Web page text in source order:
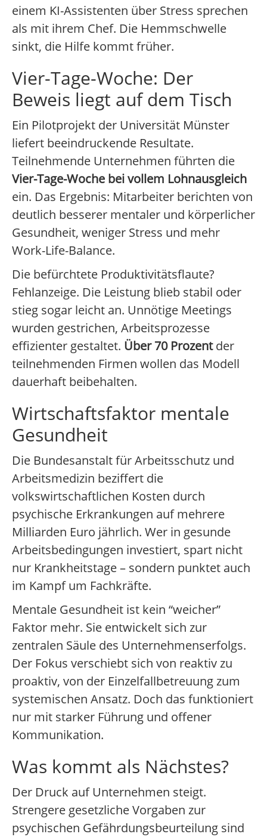
einem KI-Assistenten über Stress sprechen
als mit ihrem Chef. Die Hemmschwelle
sinkt, die Hilfe kommt früher.
Vier-Tage-Woche: Der
Beweis liegt auf dem Tisch
Ein Pilotprojekt der Universität Münster
liefert beeindruckende Resultate.
Teilnehmende Unternehmen führten die
Vier-Tage-Woche bei vollem Lohnausgleich
ein. Das Ergebnis: Mitarbeiter berichten von
deutlich besserer mentaler und körperlicher
Gesundheit, weniger Stress und mehr
Work-Life-Balance.
Die befürchtete Produktivitätsflaute?
Fehlanzeige. Die Leistung blieb stabil oder
stieg sogar leicht an. Unnötige Meetings
wurden gestrichen, Arbeitsprozesse
effizienter gestaltet. Über 70 Prozentder
teilnehmenden Firmen wollen das Modell
dauerhaft beibehalten.
Wirtschaftsfaktor mentale
Gesundheit
Die Bundesanstalt für Arbeitsschutz und
Arbeitsmedizin beziffert die
volkswirtschaftlichen Kosten durch
psychische Erkrankungen auf mehrere
Milliarden Euro jährlich. Wer in gesunde
Arbeitsbedingungen investiert, spart nicht
nur Krankheitstage – sondern punktet auch
im Kampf um Fachkräfte.
Mentale Gesundheit ist kein “weicher”
Faktor mehr. Sie entwickelt sich zur
zentralen Säule des Unternehmenserfolgs.
Der Fokus verschiebt sich von reaktiv zu
proaktiv, von der Einzelfallbetreuung zum
systemischen Ansatz. Doch das funktioniert
nur mit starker Führung und offener
Kommunikation.
Was kommt als Nächstes?
Der Druck auf Unternehmen steigt.
Strengere gesetzliche Vorgaben zur
psychischen Gefährdungsbeurteilung sind